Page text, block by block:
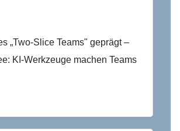
„Two-Slice Teams" geprägt –
KI-Werkzeuge machen Teams